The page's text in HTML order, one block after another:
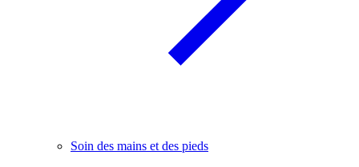
Soin des mains et des pieds